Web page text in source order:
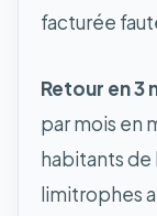
facturée
Retour en 3
par mois en
habitants de
limitrophes